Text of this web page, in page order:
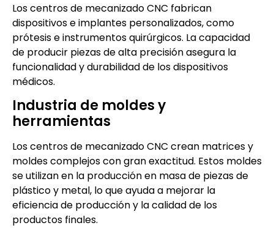
Los centros de mecanizado CNC fabrican
dispositivos e implantes personalizados, como
prótesis e instrumentos quirúrgicos. La capacidad
de producir piezas de alta precisión asegura la
funcionalidad y durabilidad de los dispositivos
médicos.
Industria de moldes y
herramientas
Los centros de mecanizado CNC crean matrices y
moldes complejos con gran exactitud. Estos moldes
se utilizan en la producción en masa de piezas de
plástico y metal, lo que ayuda a mejorar la
eficiencia de producción y la calidad de los
productos finales.